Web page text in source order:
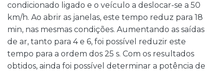
condicionado ligado e o veículo a deslocar-se a 50
km/h. Ao abrir as janelas, este tempo reduz para 18
min, nas mesmas condições. Aumentando as saídas
de ar, tanto para 4 e 6, foi possível reduzir este
tempo para a ordem dos 25 s. Com os resultados
obtidos, ainda foi possível determinar a potência de